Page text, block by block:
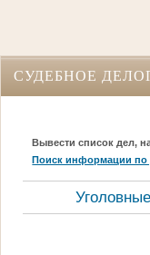
СУДЕБНОЕ
Вывести список дел,
Поиск информации по